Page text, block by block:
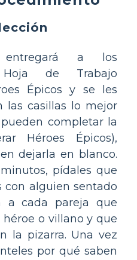
a los
de Trabajo
Épicos y se les
las casillas lo mejor
completar la
Héroes Épicos),
dejarla en blanco.
pídales que
con alguien sentado
a cada pareja que
o villano y que
la pizarra. Una vez
por qué saben